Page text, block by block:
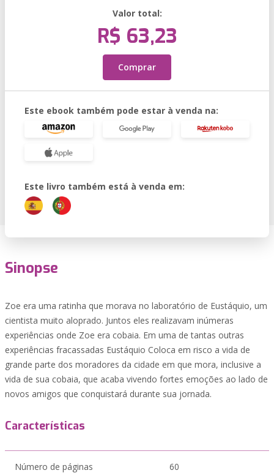
Valor total:
R$ 63,23
Comprar
Este ebook também pode estar à venda na:
Este livro também está à venda em:
Sinopse
Zoe era uma ratinha que morava no laboratório de Eustáquio, um
cientista muito aloprado. Juntos eles realizavam inúmeras
experiências onde Zoe era cobaia. Em uma de tantas outras
experiências fracassadas Eustáquio Coloca em risco a vida de
grande parte dos moradores da cidade em que mora, inclusive a
vida de sua cobaia, que acaba vivendo fortes emoções ao lado de
novos amigos que conquistará durante sua jornada.
Características
Número de páginas 60